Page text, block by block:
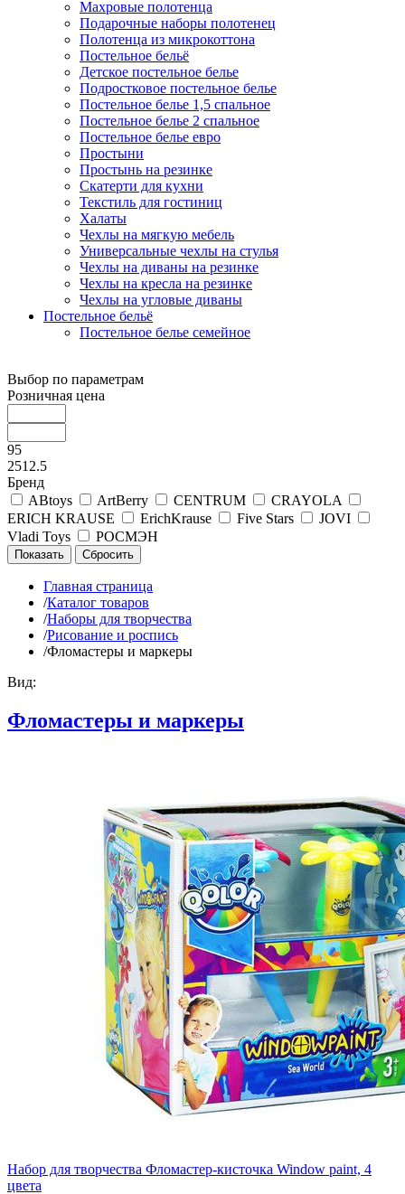
Махровые полотенца
Подарочные наборы полотенец
Полотенца из микрокоттона
Постельное бельё
Детское постельное белье
Подростковое постельное белье
Постельное белье 1,5 спальное
Постельное белье 2 спальное
Постельное белье евро
Простыни
Простынь на резинке
Скатерти для кухни
Текстиль для гостиниц
Халаты
Чехлы на мягкую мебель
Универсальные чехлы на стулья
Чехлы на диваны на резинке
Чехлы на кресла на резинке
Чехлы на угловые диваны
Постельное бельё
Постельное белье семейное
Выбор по параметрам
Розничная цена
95
2512.5
Бренд
ABtoys
ArtBerry CENTRUM
CRAYOLA
ERICH KRAUSE
ErichKrause Five Stars
JOVI
Vladi Toys
РОСМЭН
Главная страница
/Каталог товаров
/Наборы для творчества
/Рисование и роспись
/Фломастеры и маркеры
Вид:
Фломастеры и маркеры
Набор для творчества Фломастер-кисточка Window paint, 4
цвета